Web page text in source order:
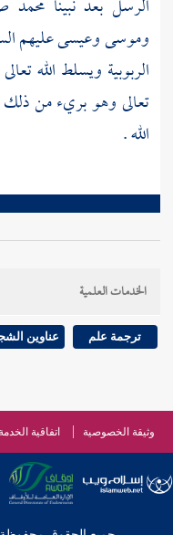
الرسل بعد نبينا محمد
وموسىوعيسىعليهم
الربوبية ويسلط الله
تعالى وهو بريء من
الله .
الخدمات العلمية
ترجمة علم عناوين
وثيقة الخصوصية اتفاقية الخدمة